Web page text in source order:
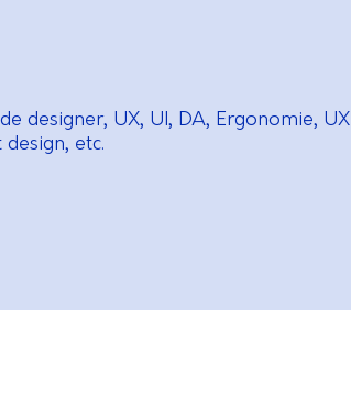
designer, UX, UI, DA, Ergonomie, UX
etc.